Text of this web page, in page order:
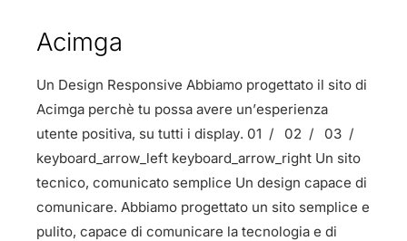
Acimga
Un Design Responsive Abbiamo progettato il sito di
Acimga perchè tu possa avere un’esperienza
utente positiva, su tutti i display. 01 / 02 / 03 /
keyboard_arrow_left keyboard_arrow_right Un sito
tecnico, comunicato semplice Un design capace di
comunicare. Abbiamo progettato un sito semplice e
pulito, capace di comunicare la tecnologia e di